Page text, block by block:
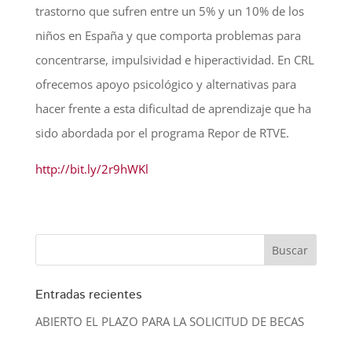
trastorno que sufren entre un 5% y un 10% de los
niños en España y que comporta problemas para
concentrarse, impulsividad e hiperactividad. En CRL
ofrecemos apoyo psicológico y alternativas para
hacer frente a esta dificultad de aprendizaje que ha
sido abordada por el programa Repor de RTVE.
http://bit.ly/2r9hWKl
Entradas recientes
ABIERTO EL PLAZO PARA LA SOLICITUD DE BECAS